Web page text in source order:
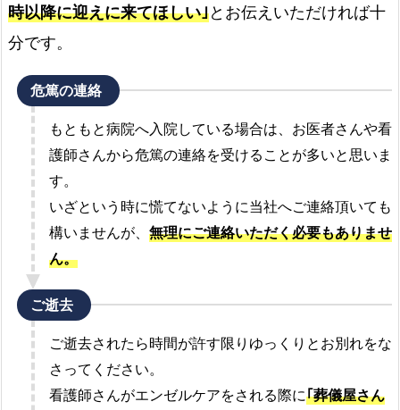
時以降に迎えに来てほしい｣とお伝えいただければ十
分です。
危篤の連絡
もともと病院へ入院している場合は、お医者さんや看
護師さんから危篤の連絡を受けることが多いと思いま
す。
いざという時に慌てないように当社へご連絡頂いても
構いませんが、 無理にご連絡いただく必要もありませ
ん。
ご逝去
ご逝去されたら時間が許す限りゆっくりとお別れをな
さってください。
看護師さんがエンゼルケアをされる際に｢葬儀屋さん